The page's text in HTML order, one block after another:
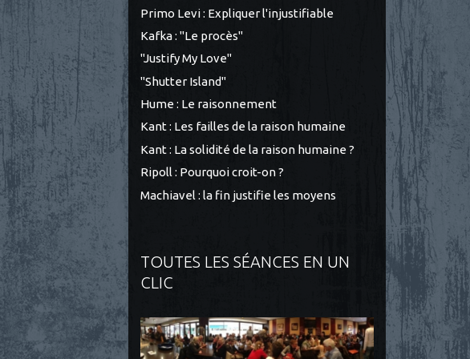
Primo Levi : Expliquer l'injustifiable
Kafka : "Le procès"
"Justify My Love"
"Shutter Island"
Hume : Le raisonnement
Kant : Les failles de la raison humaine
Kant : La solidité de la raison humaine ?
Ripoll : Pourquoi croit-on ?
Machiavel : la fin justifie les moyens
TOUTES LES SÉANCES EN UN
CLIC